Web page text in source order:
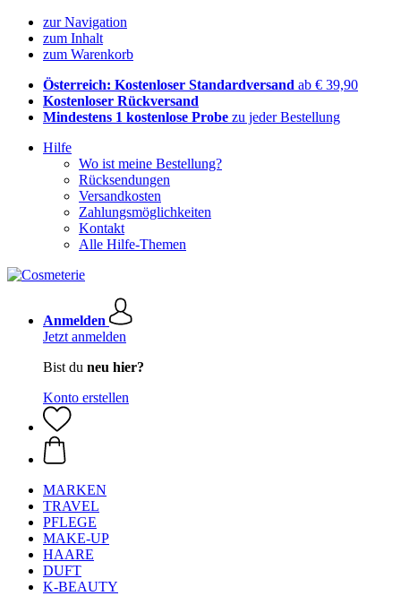
zur Navigation
zum Inhalt
zum Warenkorb
Österreich: Kostenloser Standardversand ab € 39,90
Kostenloser Rückversand
Mindestens 1 kostenlose Probe zu jeder Bestellung
Hilfe
Wo ist meine Bestellung?
Rücksendungen
Versandkosten
Zahlungsmöglichkeiten
Kontakt
Alle Hilfe-Themen
Anmelden
Jetzt anmelden
Bist du neu hier?
Konto erstellen
MARKEN
TRAVEL
PFLEGE
MAKE-UP
HAARE
DUFT
K-BEAUTY